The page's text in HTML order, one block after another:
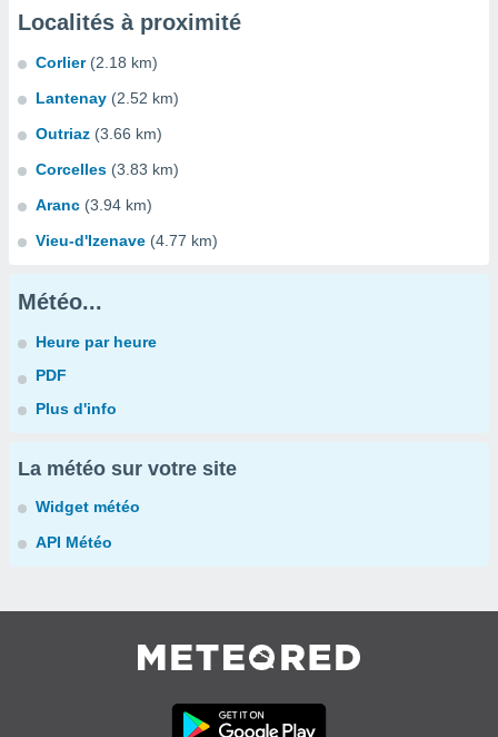
Localités à proximité
Corlier (2.18 km)
Lantenay (2.52 km)
Outriaz (3.66 km)
Corcelles (3.83 km)
Aranc (3.94 km)
Vieu-d'Izenave (4.77 km)
Météo...
Heure par heure
PDF
Plus d'info
La météo sur votre site
Widget météo
API Météo